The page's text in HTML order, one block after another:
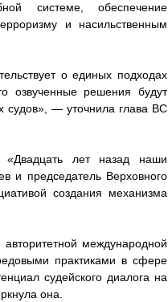
системе, обеспечение
и насильственным
о единых подходах
озвученные решения будут
судов», — уточнила глава ВС
лет назад наши
и председатель Верховного
создания механизма
международной
практиками в сфере
судейского диалога на
она.